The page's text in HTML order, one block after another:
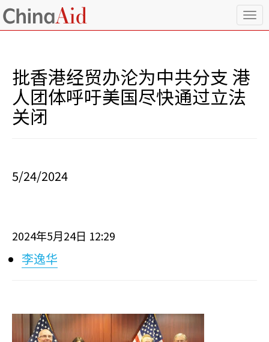
T
o
e
批香港经贸办沦为中共分支 港
人团体呼吁美国尽快通过立法
关闭
5/24/2024
2024年5月 24日 12:29
李逸华